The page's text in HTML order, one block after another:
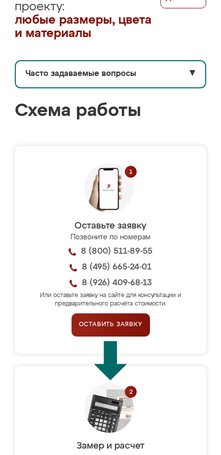
проекту:
любые размеры, цвета
и материалы
Часто задаваемые вопросы ▼
Схема работы
Оставьте заявку
Позвоните по номерам
8 (800) 511-89-55
8 (495) 665-24-01
8 (926) 409-68-13
Или оставьте заявку на сайте для консультации и
предварительного расчёта стоимости.
ОСТАВИТЬ ЗАЯВКУ
Замер и расчет